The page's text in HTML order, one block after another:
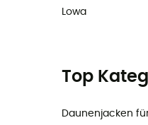
Lowa
Top
Daunenjacken